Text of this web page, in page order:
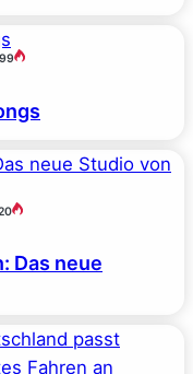
Das neue